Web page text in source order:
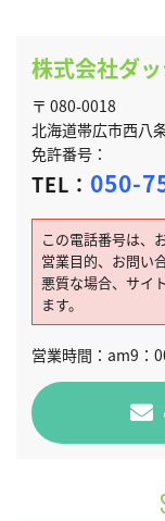
株式会社ダ
〒 080-0018
北海道帯広市西八
免許番号：
TEL： 050-
この電話番号は、
営業目的、お問い
悪質な場合、サイ
ます。
営業時間：am9：